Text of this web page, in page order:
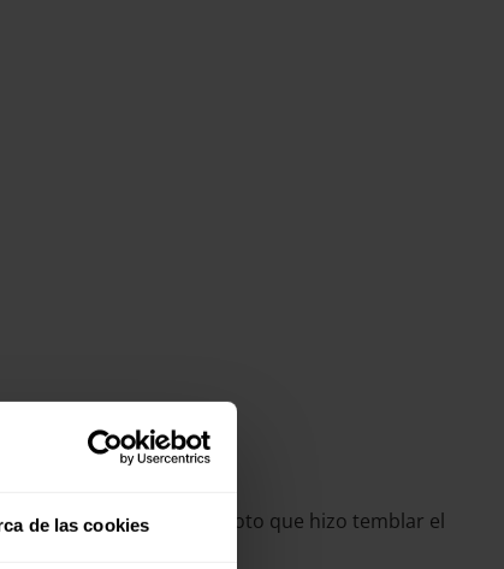
de las cookies
agravada por el terremoto que hizo temblar el